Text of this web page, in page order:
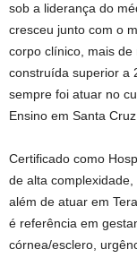
sob a liderança do
cresceu junto com o
corpo clínico, mais
construída superior a
sempre foi atuar no
Ensino em Santa
Certificado como
de alta
além de atuar em
é referência em
córnea/esclero,